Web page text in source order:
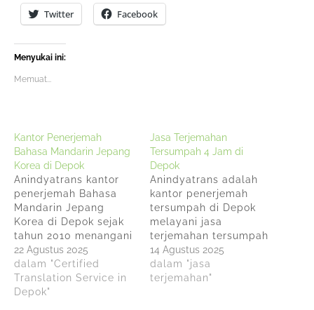
Twitter Facebook
Menyukai ini:
Memuat...
Kantor Penerjemah
Bahasa Mandarin Jepang
Korea di Depok
Anindyatrans kantor
penerjemah Bahasa
Mandarin Jepang
Korea di Depok sejak
tahun 2010 menangani
dokumen medis,
teknis, bisnis,
keuangan, dan hukum
di berbagai industri
22 Agustus 2025
dalam "Certified
Translation Service in
Depok"
Jasa Terjemahan
Tersumpah 4 Jam di
Depok
Anindyatrans adalah
kantor penerjemah
tersumpah di Depok
melayani jasa
terjemahan tersumpah
cepat terutama untuk
dokumen hukum
dengan deadline ketat
14 Agustus 2025
dalam "jasa
terjemahan"